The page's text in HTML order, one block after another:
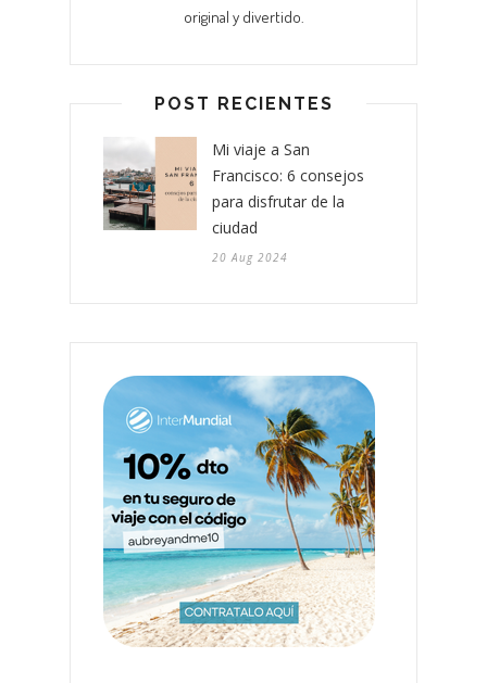
original y divertido.
POST RECIENTES
Mi viaje a San
Francisco: 6 consejos
para disfrutar de la
ciudad
20 Aug 2024